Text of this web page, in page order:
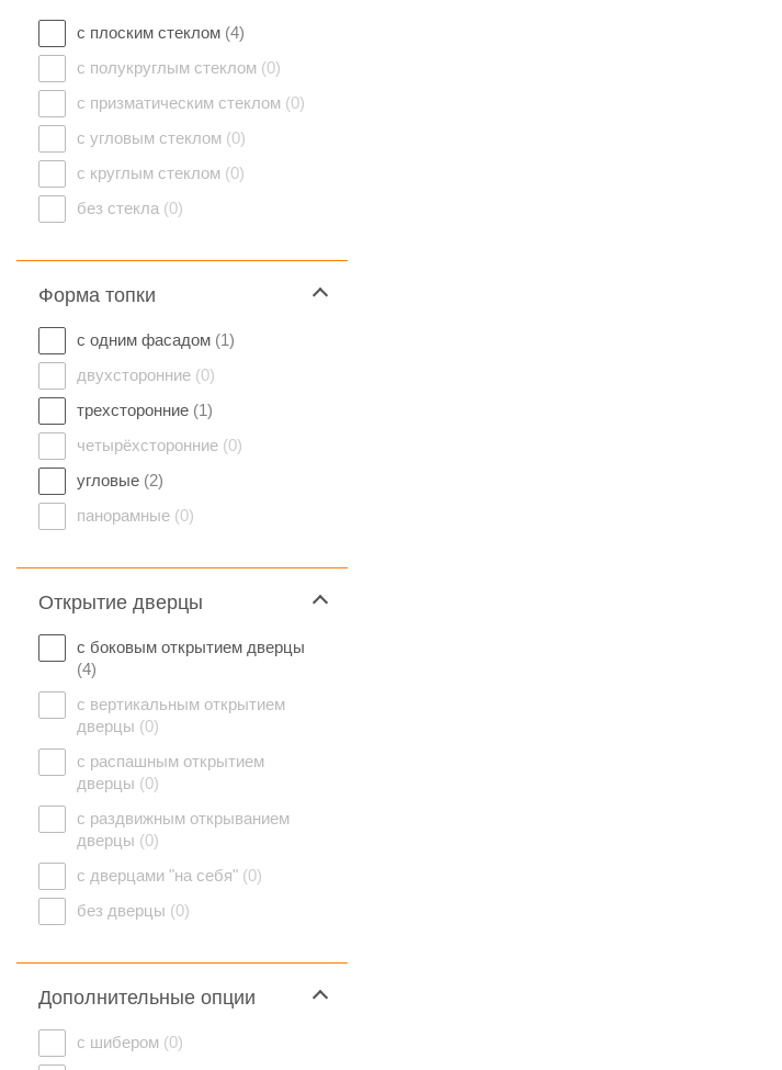
с плоским стеклом (4)
с полукруглым стеклом (0)
с призматическим стеклом (0)
с угловым стеклом (0)
с круглым стеклом (0)
без стекла (0)
Форма топки
с одним фасадом (1)
двухсторонние (0)
трехсторонние (1)
четырёхсторонние (0)
угловые (2)
панорамные (0)
Открытие дверцы
с боковым открытием дверцы
(4)
с вертикальным открытием
дверцы (0)
с распашным открытием
дверцы (0)
с раздвижным открыванием
дверцы (0)
с дверцами "на себя" (0)
без дверцы (0)
Дополнительные опции
с шибером (0)